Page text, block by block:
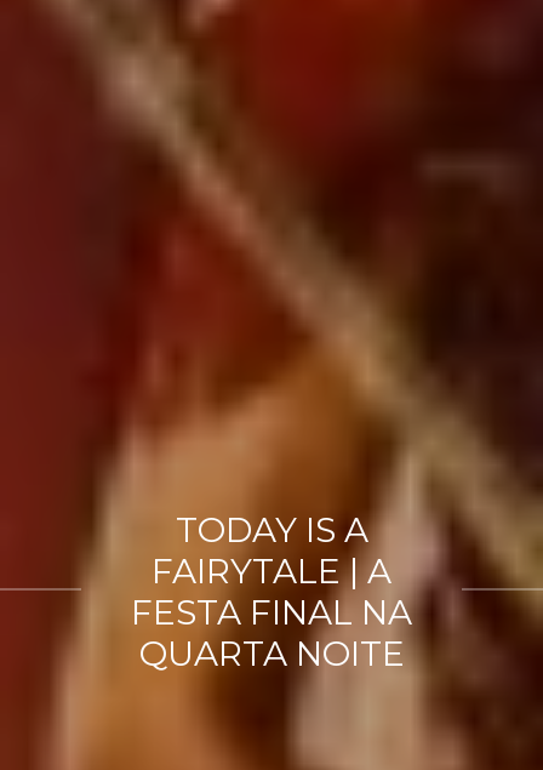
TODAY IS A
FAIRYTALE | A
FESTA FINAL NA
QUARTA NOITE